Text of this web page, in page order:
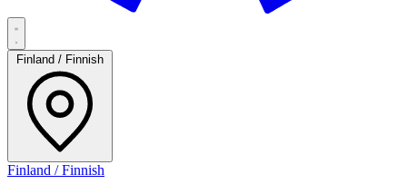
Finland / Finnish
Finland / Finnish